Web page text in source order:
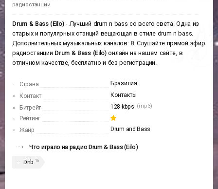
радиостанции
Drum & Bass (Eilo)- Лучший drum n bass со всего света. Одна из
старых и популярных станций вещающая в стиле drum n bass.
Дополнительных музыкальных каналов: 8. Слушайте прямой эфир
радиостанции Drum & Bass (Eilo)онлайн на нашем сайте, в
отличном качестве, бесплатно и без регистрации.
Страна
Бразилия
Контакт
Контакты
Битрейт
128 kbps (mp3)
Рейтинг
Жанр
Drum and Bass
Что играло на радио Drum & Bass (Eilo)
Dnb 16